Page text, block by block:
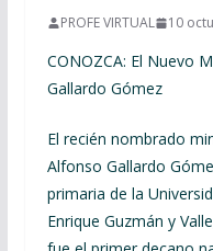
PROFE VIRTUAL 10
CONOZCA: El Nuevo
Gallardo Gómez
El recién nombrado
Alfonso Gallardo
primaria de la
Enrique Guzmán y